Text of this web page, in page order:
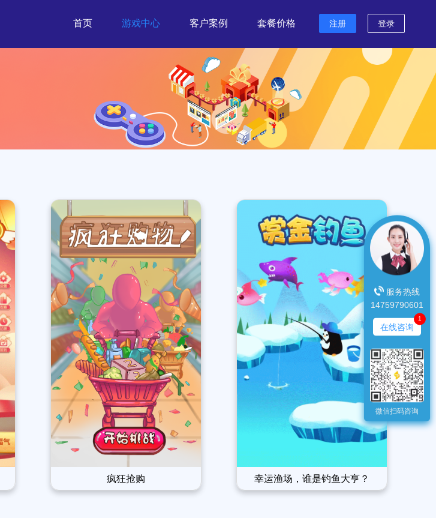
首页 游戏中心 客户案例 套餐价格 注册 登录
疯狂抢购 幸运渔场，谁是钓鱼大亨？
服务热线
14759790601
在线咨询
1
微信扫码咨询